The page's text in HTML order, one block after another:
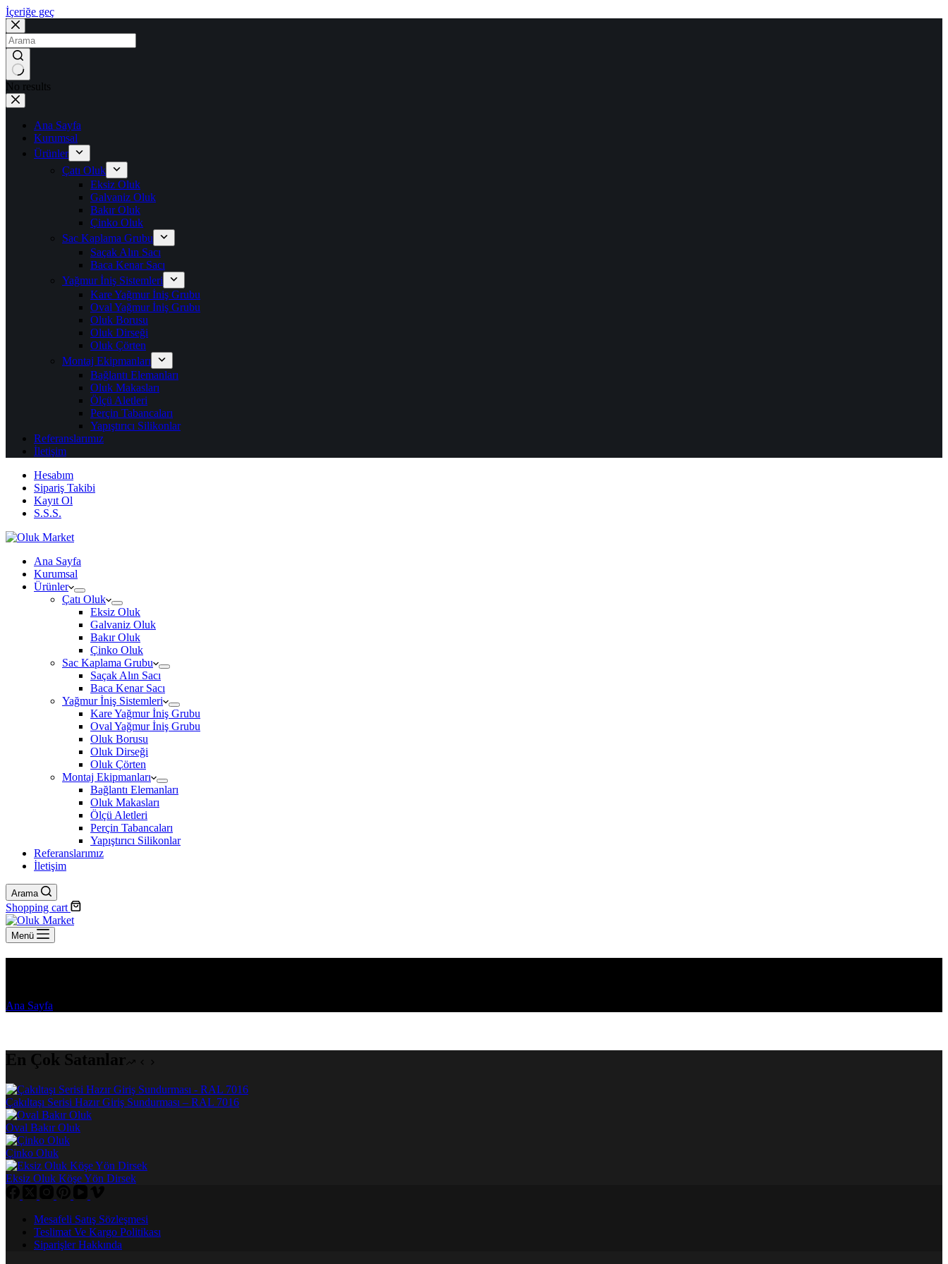
İçeriğe geç
No results
Ana Sayfa
Kurumsal
Ürünler
Çatı Oluk
Eksiz Oluk
Galvaniz Oluk
Bakır Oluk
Çinko Oluk
Sac Kaplama Grubu
Saçak Alın Sacı
Baca Kenar Sacı
Yağmur İniş Sistemleri
Kare Yağmur İniş Grubu
Oval Yağmur İniş Grubu
Oluk Borusu
Oluk Dirseği
Oluk Çörten
Montaj Ekipmanları
Bağlantı Elemanları
Oluk Makasları
Ölçü Aletleri
Perçin Tabancaları
Yapıştırıcı Silikonlar
Referanslarımız
İletişim
Hesabım
Sipariş Takibi
Kayıt Ol
S.S.S.
Ana Sayfa
Kurumsal
Ürünler
Çatı Oluk
Eksiz Oluk
Galvaniz Oluk
Bakır Oluk
Çinko Oluk
Sac Kaplama Grubu
Saçak Alın Sacı
Baca Kenar Sacı
Yağmur İniş Sistemleri
Kare Yağmur İniş Grubu
Oval Yağmur İniş Grubu
Oluk Borusu
Oluk Dirseği
Oluk Çörten
Montaj Ekipmanları
Bağlantı Elemanları
Oluk Makasları
Ölçü Aletleri
Perçin Tabancaları
Yapıştırıcı Silikonlar
Referanslarımız
İletişim
Arama
Shopping cart
Menü
Ana Sayfa
En Çok Satanlar
Çakıltaşı Serisi Hazır Giriş Sundurması – RAL 7016
Oval Bakır Oluk
Çinko Oluk
Eksiz Oluk Köşe Yön Dirsek
Mesafeli Satış Sözleşmesi
Teslimat Ve Kargo Politikası
Siparişler Hakkında